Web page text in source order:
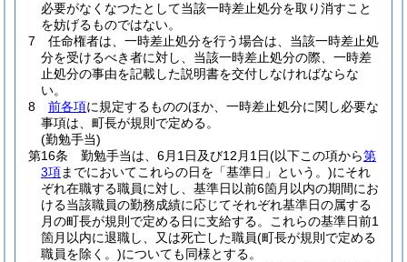
必要がなくなつたとして当該一時差止処分を取り消すこと
を妨げるものではない。
7
任命権者は、一時差止処分を行う場合は、当該一時差止処
分を受けるべき者に対し、当該一時差止処分の際、一時差
止処分の事由を記載した説明書を交付しなければならな
い。
8
前各項に規定するもののほか、一時差止処分に関し必要な
事項は、町長が規則で定める。
(勤勉手当)
第16条
勤勉手当は、6月1日及び12月1日(以下この項から第
3項までにおいてこれらの日を「基準日」という。)にそれ
ぞれ在職する職員に対し、基準日以前6箇月以内の期間にお
ける当該職員の勤務成績に応じてそれぞれ基準日の属する
月の町長が規則で定める日に支給する。
これらの基準日前1
箇月以内に退職し、又は死亡した職員(町長が規則で定める
職員を除く。)についても同様とする。